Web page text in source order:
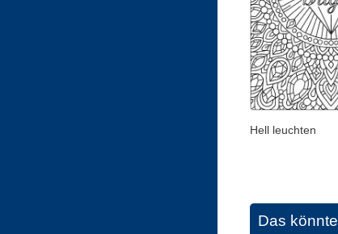
Hell leuchten
Das